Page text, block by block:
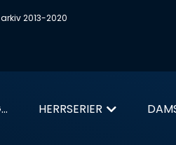
2013-2020
HERRSERIER